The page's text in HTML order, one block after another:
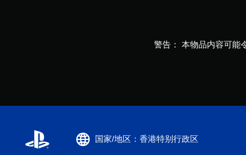
警告： 本物品内容可能
国家/地区：香港特别行政区